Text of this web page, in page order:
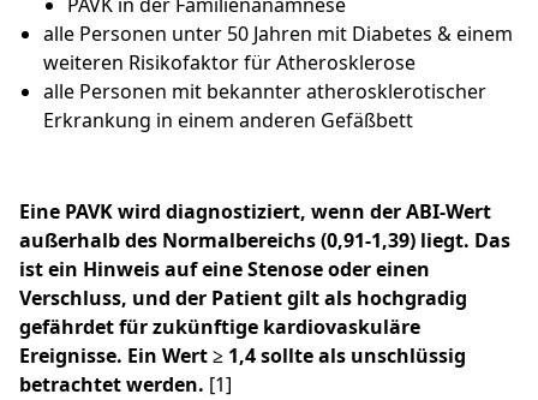
alle Personen unter 50 Jahren mit Diabetes & einem
weiteren Risikofaktor für Atherosklerose
alle Personen mit bekannter atherosklerotischer
Erkrankung in einem anderen Gefäßbett
Eine PAVK wird diagnostiziert, wenn der ABI-Wert
außerhalb des Normalbereichs (0,91-1,39) liegt. Das
ist ein Hinweis auf eine Stenose oder einen
Verschluss, und der Patient gilt als hochgradig
gefährdet für zukünftige kardiovaskuläre
Ereignisse. Ein Wert ≥ 1,4 sollte als unschlüssig
betrachtet werden. [1]